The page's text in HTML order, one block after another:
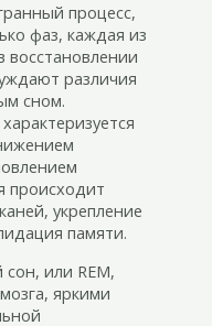
процесс,
фаз, каждая из
восстановлении
различия
сном.
происходит
укрепление
памяти.
или REM,
яркими